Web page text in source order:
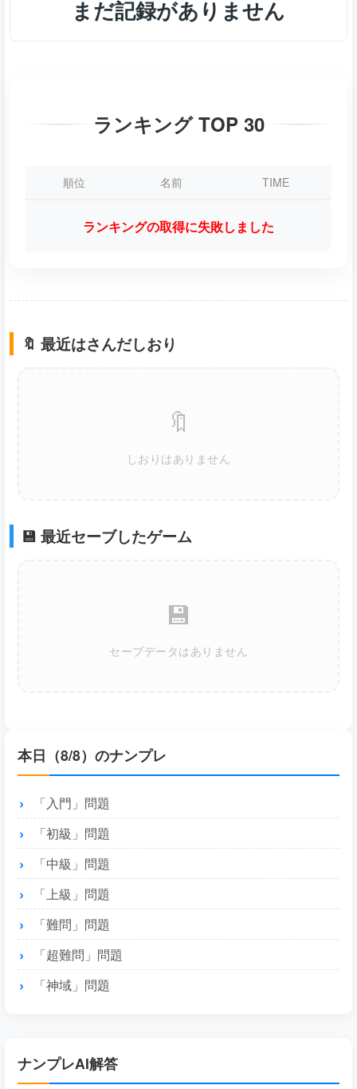
まだ記録がありません
ランキング TOP 30
順位 名前 TIME
ランキングの取得に失敗しました
🔖 最近はさんだしおり
🔖
しおりはありません
💾 最近セーブしたゲーム
💾
セーブデータはありません
本日（8/8）のナンプレ
「入門」問題
「初級」問題
「中級」問題
「上級」問題
「難問」問題
「超難問」問題
「神域」問題
ナンプレAI解答